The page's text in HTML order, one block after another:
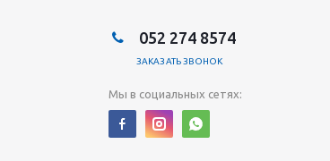
052 274 8574
ЗАКАЗАТЬ ЗВОНОК
Мы в социальных сетях: